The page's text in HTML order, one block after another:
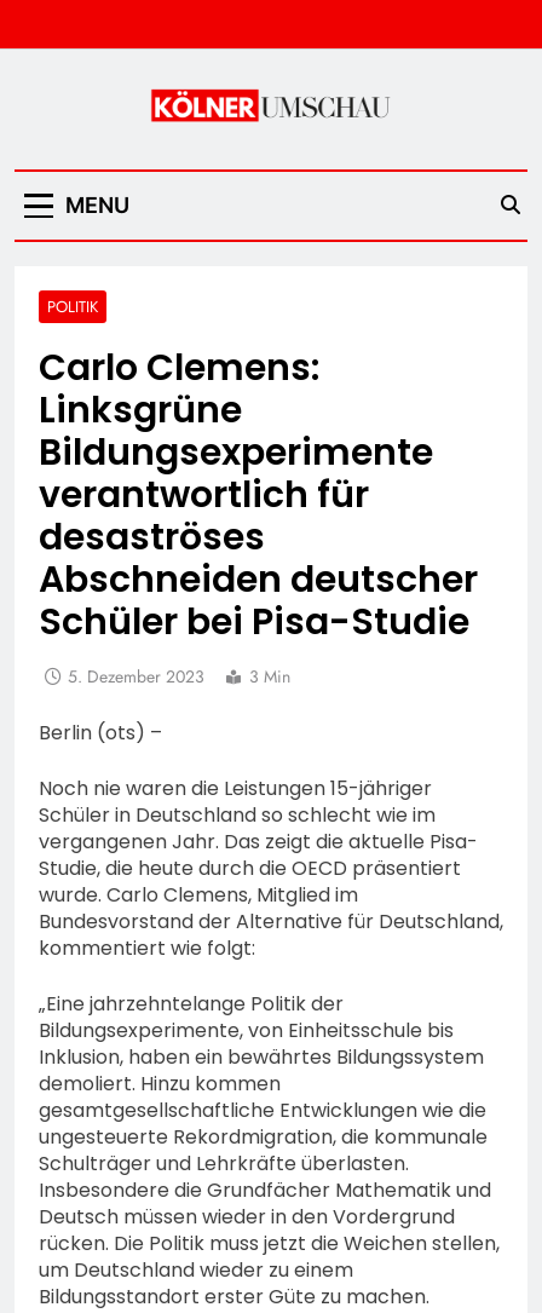
to
Kölner Umschau
MENU
POLITIK
Carlo Clemens:
Linksgrüne
Bildungsexperimente
verantwortlich für
desaströses
Abschneiden deutscher
Schüler bei Pisa-Studie
5. Dezember 2023 3 Min
Berlin (ots) –
Noch nie waren die Leistungen 15-jähriger
Schüler in Deutschland so schlecht wie im
vergangenen Jahr. Das zeigt die aktuelle Pisa-
Studie, die heute durch die OECD präsentiert
wurde. Carlo Clemens, Mitglied im
Bundesvorstand der Alternative für Deutschland,
kommentiert wie folgt:
„Eine jahrzehntelange Politik der
Bildungsexperimente, von Einheitsschule bis
Inklusion, haben ein bewährtes Bildungssystem
demoliert. Hinzu kommen
gesamtgesellschaftliche Entwicklungen wie die
ungesteuerte Rekordmigration, die kommunale
Schulträger und Lehrkräfte überlasten.
Insbesondere die Grundfächer Mathematik und
Deutsch müssen wieder in den Vordergrund
rücken. Die Politik muss jetzt die Weichen stellen,
um Deutschland wieder zu einem
Bildungsstandort erster Güte zu machen.